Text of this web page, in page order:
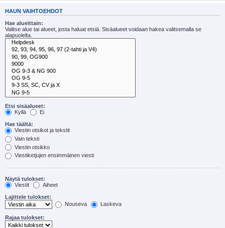
HAUN VAIHTOEHDOT
Hae alueittain:
Valitse alue tai alueet, josta haluat etsiä. Sisäalueet voidaan hakea valitsemalla se
alapuolelta.
Etsi sisäalueet:
Kyllä
Ei
Hae täältä:
Viestin otsikot ja tekstit
Vain teksti
Viestin otsikko
Viestiketjujen ensimmäinen viesti
Näytä tulokset:
Viestit
Aiheet
Lajittele tulokset:
Nouseva
Laskeva
Rajaa tulokset: